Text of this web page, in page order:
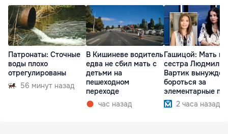
Патронаты: Сточные
воды плохо
отрегулированы
56 минут назад
В Кишиневе водитель
едва не сбил мать с
детьми на
пешеходном
переходе
час назад
Гашицой: Мать и
сестра Людмилы
Вартик
бороться за
элементарные
2 часа назад